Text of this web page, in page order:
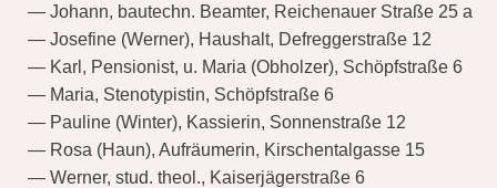
— Johann, bautechn. Beamter, Reichenauer Straße 25 a
— Josefine (Werner), Haushalt, Defreggerstraße 12
— Karl, Pensionist, u. Maria (Obholzer), Schöpfstraße 6
— Maria, Stenotypistin, Schöpfstraße 6
— Pauline (Winter), Kassierin, Sonnenstraße 12
— Rosa (Haun), Aufräumerin, Kirschentalgasse 15
— Werner, stud. theol., Kaiserjägerstraße 6